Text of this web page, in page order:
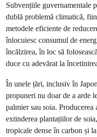
Subvențiile guvernamentale
dublă problemă climatică,
metodele eficiente de
înlocuiesc consumul de
încălzirea, în loc să
duce cu adevărat la
În unele țări, inclusiv în
propuneri nu doar de a arde
palmier sau soia.
extinderea plantațiilor de
tropicale dense în carbon și